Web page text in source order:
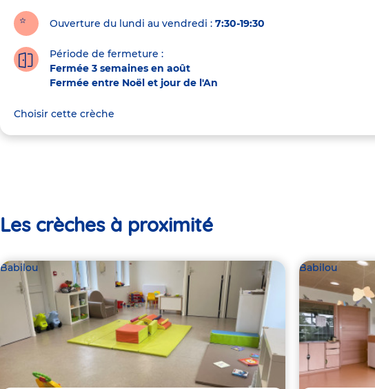
Ouverture du lundi au vendredi : 7:30-19:30
Période de fermeture :
Fermée 3 semaines en août
Fermée entre Noël et jour de l'An
Choisir cette crèche
Les crèches à proximité
Babilou Babilou